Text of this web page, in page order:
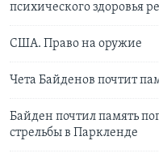
психического здоровья
США. Право на оружие
Чета Байденов почтит
Байден почтил память
стрельбы в Паркленде